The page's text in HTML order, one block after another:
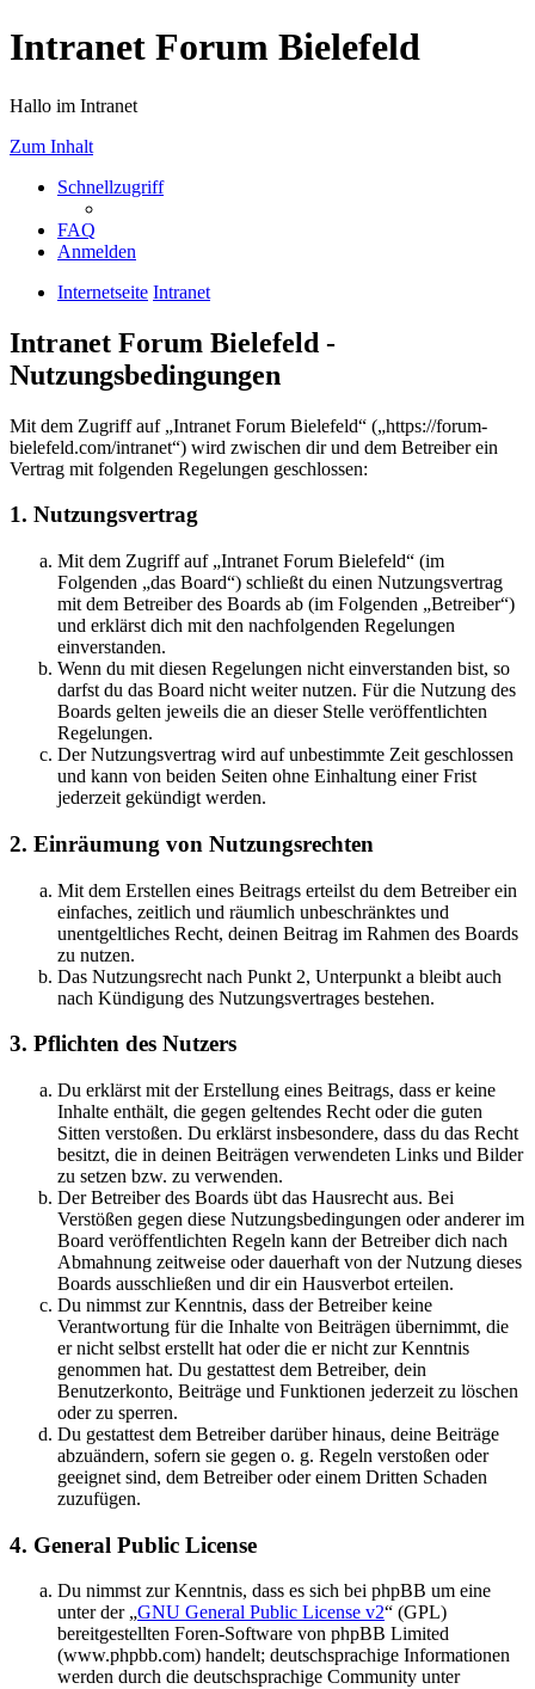
Intranet Forum Bielefeld
Hallo im Intranet
Zum Inhalt
Schnellzugriff
FAQ
Anmelden
Internetseite Intranet
Intranet Forum Bielefeld -
Nutzungsbedingungen
Mit dem Zugriff auf „Intranet Forum Bielefeld“ („https://forum-
bielefeld.com/intranet“) wird zwischen dir und dem Betreiber ein
Vertrag mit folgenden Regelungen geschlossen:
1. Nutzungsvertrag
Mit dem Zugriff auf „Intranet Forum Bielefeld“ (im
Folgenden „das Board“) schließt du einen Nutzungsvertrag
mit dem Betreiber des Boards ab (im Folgenden „Betreiber“)
und erklärst dich mit den nachfolgenden Regelungen
einverstanden.
Wenn du mit diesen Regelungen nicht einverstanden bist, so
darfst du das Board nicht weiter nutzen. Für die Nutzung des
Boards gelten jeweils die an dieser Stelle veröffentlichten
Regelungen.
Der Nutzungsvertrag wird auf unbestimmte Zeit geschlossen
und kann von beiden Seiten ohne Einhaltung einer Frist
jederzeit gekündigt werden.
2. Einräumung von Nutzungsrechten
Mit dem Erstellen eines Beitrags erteilst du dem Betreiber ein
einfaches, zeitlich und räumlich unbeschränktes und
unentgeltliches Recht, deinen Beitrag im Rahmen des Boards
zu nutzen.
Das Nutzungsrecht nach Punkt 2, Unterpunkt a bleibt auch
nach Kündigung des Nutzungsvertrages bestehen.
3. Pflichten des Nutzers
Du erklärst mit der Erstellung eines Beitrags, dass er keine
Inhalte enthält, die gegen geltendes Recht oder die guten
Sitten verstoßen. Du erklärst insbesondere, dass du das Recht
besitzt, die in deinen Beiträgen verwendeten Links und Bilder
zu setzen bzw. zu verwenden.
Der Betreiber des Boards übt das Hausrecht aus. Bei
Verstößen gegen diese Nutzungsbedingungen oder anderer im
Board veröffentlichten Regeln kann der Betreiber dich nach
Abmahnung zeitweise oder dauerhaft von der Nutzung dieses
Boards ausschließen und dir ein Hausverbot erteilen.
Du nimmst zur Kenntnis, dass der Betreiber keine
Verantwortung für die Inhalte von Beiträgen übernimmt, die
er nicht selbst erstellt hat oder die er nicht zur Kenntnis
genommen hat. Du gestattest dem Betreiber, dein
Benutzerkonto, Beiträge und Funktionen jederzeit zu löschen
oder zu sperren.
Du gestattest dem Betreiber darüber hinaus, deine Beiträge
abzuändern, sofern sie gegen o. g. Regeln verstoßen oder
geeignet sind, dem Betreiber oder einem Dritten Schaden
zuzufügen.
4. General Public License
Du nimmst zur Kenntnis, dass es sich bei phpBB um eine
unter der „GNU General Public License v2“ (GPL)
bereitgestellten Foren-Software von phpBB Limited
(www.phpbb.com) handelt; deutschsprachige Informationen
werden durch die deutschsprachige Community unter